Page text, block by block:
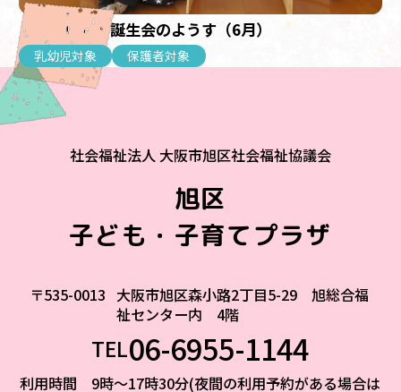
【乳幼児】お誕生会のようす（6月）
乳幼児対象 保護者対象
社会福祉法人 大阪市旭区社会福祉協議会
旭区
子ども・子育てプラザ
〒535-0013 大阪市旭区森小路2丁目5-29 旭総合福
祉センター内 4階
TEL06-6955-1144
利用時間 9時～17時30分(夜間の利用予約がある場合は